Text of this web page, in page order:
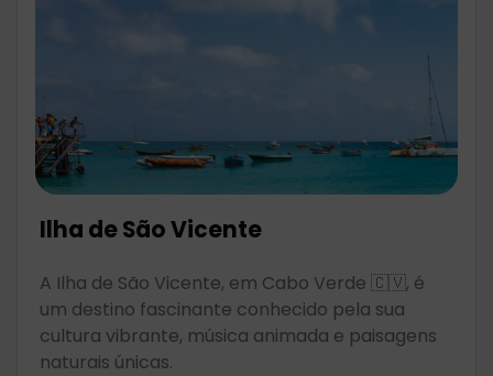
Ilha de São Vicente
A Ilha de São Vicente, em Cabo Verde 🇨🇻, é
um destino fascinante conhecido pela sua
cultura vibrante, música animada e paisagens
naturais únicas.